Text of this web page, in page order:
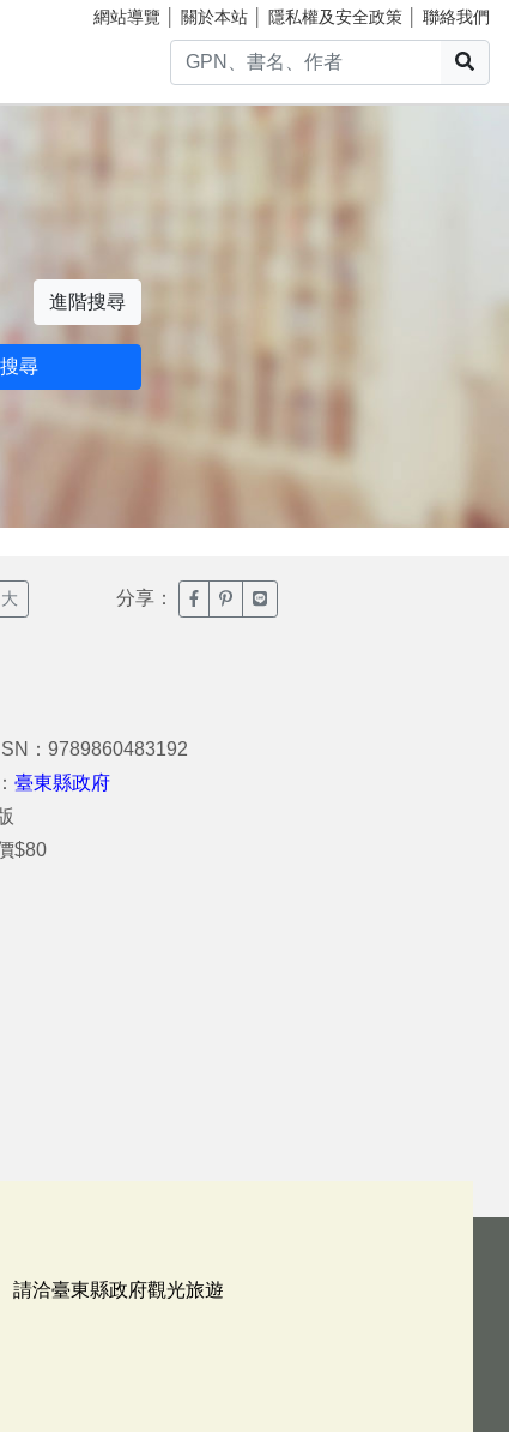
網站導覽 關於本站 隱私權及安全政策 聯絡我們
進階搜尋
尋
大 分享： 臉書分享(另開新視窗)
噗浪分享(另開新視窗)
Line分享(另開新視窗)
：9789860483192
臺東縣政府
$80
請洽臺東縣政府觀光旅遊